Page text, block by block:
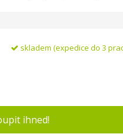
skladem (expedice do 3
ihned!